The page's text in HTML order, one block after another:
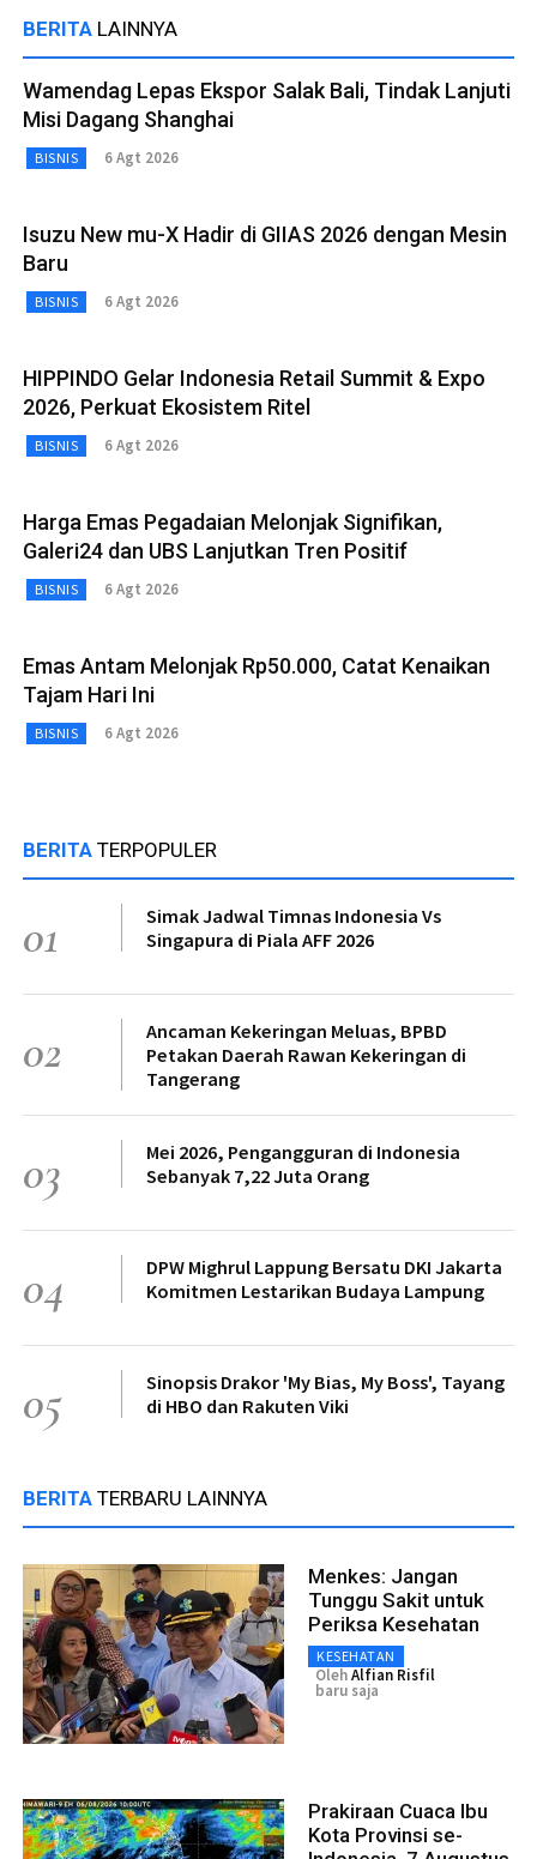
BERITA LAINNYA
Wamendag Lepas Ekspor Salak Bali, Tindak Lanjuti
Misi Dagang Shanghai
BISNIS 6 Agt 2026
Isuzu New mu-X Hadir di GIIAS 2026 dengan Mesin
Baru
BISNIS 6 Agt 2026
HIPPINDO Gelar Indonesia Retail Summit & Expo
2026, Perkuat Ekosistem Ritel
BISNIS 6 Agt 2026
Harga Emas Pegadaian Melonjak Signifikan,
Galeri24 dan UBS Lanjutkan Tren Positif
BISNIS 6 Agt 2026
Emas Antam Melonjak Rp50.000, Catat Kenaikan
Tajam Hari Ini
BISNIS 6 Agt 2026
BERITA TERPOPULER
01
Simak Jadwal Timnas Indonesia Vs
Singapura di Piala AFF 2026
02
Ancaman Kekeringan Meluas, BPBD
Petakan Daerah Rawan Kekeringan di
Tangerang
03
Mei 2026, Pengangguran di Indonesia
Sebanyak 7,22 Juta Orang
04
DPW Mighrul Lappung Bersatu DKI Jakarta
Komitmen Lestarikan Budaya Lampung
05
Sinopsis Drakor 'My Bias, My Boss', Tayang
di HBO dan Rakuten Viki
BERITA TERBARU LAINNYA
Menkes: Jangan
Tunggu Sakit untuk
Periksa Kesehatan
KESEHATAN
OlehAlfian Risfil
baru saja
Prakiraan Cuaca Ibu
Kota Provinsi se-